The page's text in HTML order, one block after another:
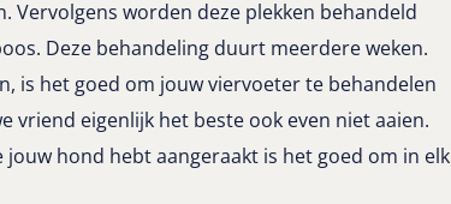
worden deze plekken behandeld
Deze behandeling duurt meerdere weken.
is het goed om jouw viervoeter te behandelen
vriend eigenlijk het beste ook even niet aaien.
hond hebt aangeraakt is het goed om in elk